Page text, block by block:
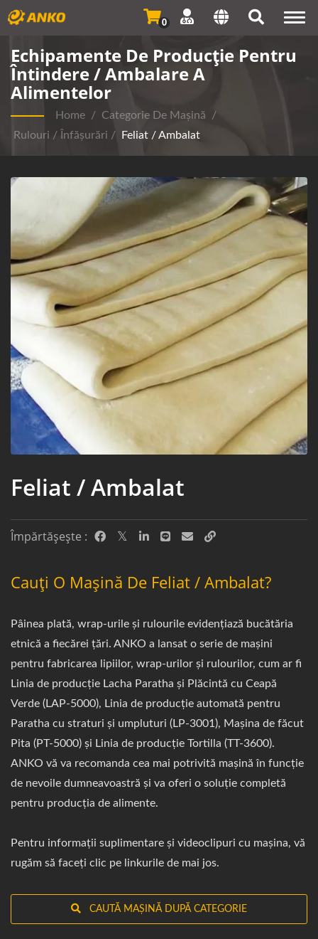
0
Echipamente De Producție Pentru
Întindere / Ambalare A
Alimentelor
Home / Categorie De Mașină
/
Rulouri / Înfășurări / Feliat / Ambalat
Feliat / Ambalat
Împărtășește :
Cauți O Mașină De Feliat / Ambalat?
Pâinea plată, wrap-urile și rulourile evidențiază bucătăria
etnică a fiecărei țări. ANKO a lansat o serie de mașini
pentru fabricarea lipiilor, wrap-urilor și rulourilor, cum ar fi
Linia de producție Lacha Paratha și Plăcintă cu Ceapă
Verde (LAP-5000), Linia de producție automată pentru
Paratha cu straturi și umpluturi (LP-3001), Mașina de făcut
Pita (PT-5000) și Linia de producție Tortilla (TT-3600).
ANKO vă va recomanda cea mai potrivită mașină în funcție
de nevoile dumneavoastră și va oferi o soluție completă
pentru producția de alimente.
Pentru informații suplimentare și videoclipuri cu mașina, vă
rugăm să faceți clic pe linkurile de mai jos.
CAUTĂ MAȘINĂ DUPĂ CATEGORIE